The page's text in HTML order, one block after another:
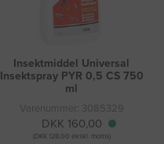
Insektmiddel Universal
Insektspray PYR 0,5 CS 750
ml
Varenummer: 3085329
DKK 160,00
(DKK 128,00 ekskl. moms)